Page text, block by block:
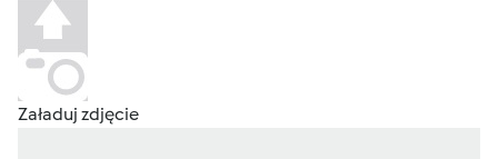
Załaduj zdjęcie